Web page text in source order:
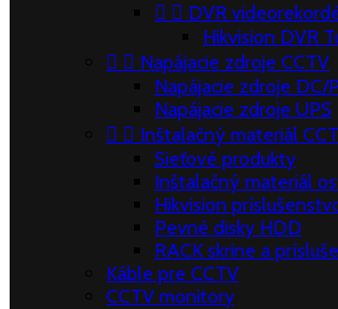
  DVR
Hikvision DVR
  Napájacie zdroje CCTV
Napájacie zdroje DC/
Napájacie zdroje UPS
  Inštalačný materiál
Sieťové produkty
Inštalačný materiál
Hikvision
Pevné disky HDD
RACK skrine a
Káble pre CCTV
CCTV monitory